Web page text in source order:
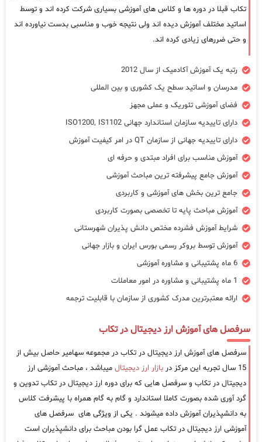
تکاب قبلا در دوره ها و کلاس های آموزشی بسیاری شرکت کرده اند و توسط
اساتید مختلف آموزش دیده اند ولی نتیجه خوب و مناسبی بدست نیاورده اند
و حتی ضررهای زیادی کرده اند.
رتبه یک آموزش آکادمیک از سال 2012
مدرسان و اساتید سطح یک کشوری و بین المللی
فضای آموزشی تئوریک و عملی مجهز
دارای تاییدیه سازمان استاندارد جهانی ISO1200, IS1102
دارای تاییدیه جهانی از سازمان QT در امر کیفیت آموزش
آموزش مناسب برای افراد مبتدی و حرفه ای
آموزش جامع پیشرفته ترین مباحث آموزشی
جامع ترین بخش های آموزشی و کاربردی
آموزش مباحث پایه تا تخصصی بصورت کاربردی
شرایط آموزش فشرده مختص دانش پذیران شهرستانی
آموزش توسط بروکر رسمی بورس ایران و بازار جهانی
6 ماه پشتیبانی و مشاوره آموزشی
1 ماه پشتیبانی و مشاوره در امور معاملات
ارائه معتبرترین مدرک کشوری از سازمان با قابلیت ترجمه
سرفصل های آموزش ارز دیجیتال در تکاب
سرفصل های آموزش ارز دیجیتال در تکاب در مجموعه سهامیر حاصل بیش از
15 سال تجربه این مرکز در
بازار ارز دیجیتال میباشد ، مباحث آموزشی ارز
دیجیتال در تکاب و سرفصل هایی که برای دوره ارز دیجیتال در تکاب تدوین و
گرد آوری شده بصورت کاملا استاندارد و گام به گام همراه با پیشرفت کلاس
به دانشپذیران آموزش داده میشوند . یکی از ویژگی های سرفصل های
آموزشی ارز دیجیتال در تکاب عمل گرا بودن مباحث برای دانشپذیران است